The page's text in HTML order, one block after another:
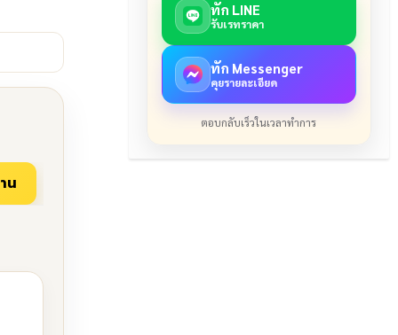
ทัก LINE
รับเรทราคา
ทัก Messenger
คุยรายละเอียด
ตอบกลับเร็วในเวลาทำการ